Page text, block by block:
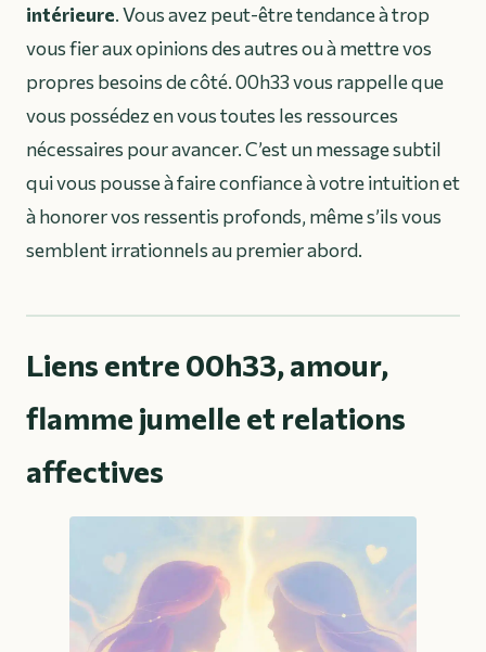
intérieure. Vous avez peut-être tendance à trop
vous fier aux opinions des autres ou à mettre vos
propres besoins de côté. 00h33 vous rappelle que
vous possédez en vous toutes les ressources
nécessaires pour avancer. C’est un message subtil
qui vous pousse à faire confiance à votre intuition et
à honorer vos ressentis profonds, même s’ils vous
semblent irrationnels au premier abord.
Liens entre 00h33, amour,
flamme jumelle et relations
affectives